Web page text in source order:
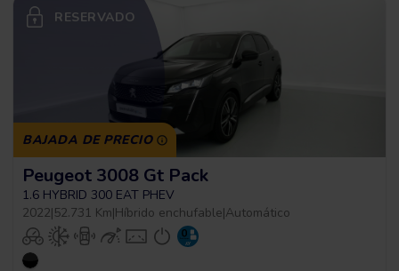
RESERVADO
BAJADA DE PRECIO
Peugeot 3008 Gt Pack
1.6 HYBRID 300 EAT PHEV
2022|52.731 Km|Híbrido enchufable|Automático